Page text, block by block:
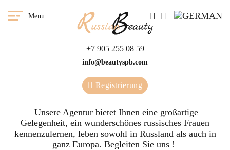
Menu
+7 905 255 08 59
info@beautyspb.com
Registrierung
Unsere Agentur bietet Ihnen eine großartige
Gelegenheit, ein wunderschönes russisches Frauen
kennenzulernen, leben sowohl in Russland als auch in
ganz Europa. Begleiten Sie uns !